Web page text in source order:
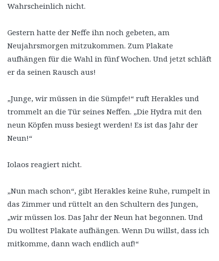
Wahrscheinlich nicht.
Gestern hatte der Neffe ihn noch gebeten, am
Neujahrsmorgen mitzukommen. Zum Plakate
aufhängen für die Wahl in fünf Wochen. Und jetzt schläft
er da seinen Rausch aus!
„Junge, wir müssen in die Sümpfe!“ ruft Herakles und
trommelt an die Tür seines Neffen. „Die Hydra mit den
neun Köpfen muss besiegt werden! Es ist das Jahr der
Neun!“
Iolaos reagiert nicht.
„Nun mach schon“, gibt Herakles keine Ruhe, rumpelt in
das Zimmer und rüttelt an den Schultern des Jungen,
„wir müssen los. Das Jahr der Neun hat begonnen. Und
Du wolltest Plakate aufhängen. Wenn Du willst, dass ich
mitkomme, dann wach endlich auf!“